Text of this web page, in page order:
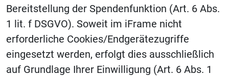
Bereitstellung der Spendenfunktion (Art. 6 Abs.
1 lit. f DSGVO). Soweit im iFrame nicht
erforderliche Cookies/Endgerätezugriffe
eingesetzt werden, erfolgt dies ausschließlich
auf Grundlage Ihrer Einwilligung (Art. 6 Abs. 1